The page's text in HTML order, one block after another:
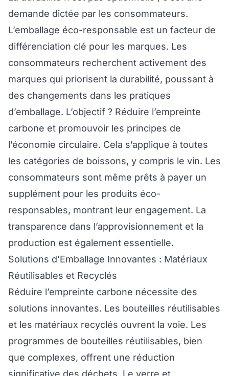
demande dictée par les consommateurs.
L’emballage éco-responsable est un facteur de
différenciation clé pour les marques. Les
consommateurs recherchent activement des
marques qui priorisent la durabilité, poussant à
des changements dans les pratiques
d’emballage. L’objectif ? Réduire l’empreinte
carbone et promouvoir les principes de
l’économie circulaire. Cela s’applique à toutes
les catégories de boissons, y compris le vin. Les
consommateurs sont même prêts à payer un
supplément pour les produits éco-
responsables, montrant leur engagement. La
transparence dans l’approvisionnement et la
production est également essentielle.
Solutions d’Emballage Innovantes : Matériaux
Réutilisables et Recyclés
Réduire l’empreinte carbone nécessite des
solutions innovantes. Les bouteilles réutilisables
et les matériaux recyclés ouvrent la voie. Les
programmes de bouteilles réutilisables, bien
que complexes, offrent une réduction